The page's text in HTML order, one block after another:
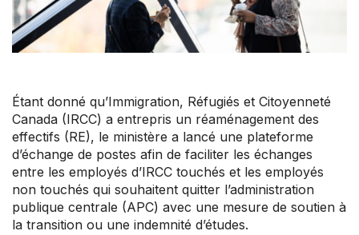
Nos groupes
Centre de soutien aux membres
Nouvelles et commentaires
Perfectionnement professionnel
Votre convention collective
Votre adhésion et programmes
Étant donné qu’Immigration, Réfugiés et Citoyenneté
Canada (IRCC) a entrepris un réaménagement des
effectifs (RE), le ministère a lancé une plateforme
d’échange de postes afin de faciliter les échanges
entre les employés d’IRCC touchés et les employés
non touchés qui souhaitent quitter l’administration
publique centrale (APC) avec une mesure de soutien à
la transition ou une indemnité d’études.